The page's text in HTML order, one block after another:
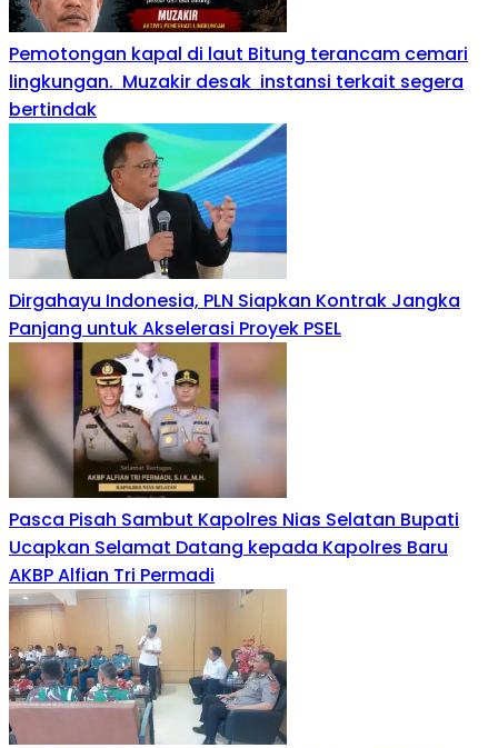
Pemotongan kapal di laut Bitung terancam cemari
lingkungan. Muzakir desak instansi terkait segera
bertindak
Dirgahayu Indonesia, PLN Siapkan Kontrak Jangka
Panjang untuk Akselerasi Proyek PSEL
Pasca Pisah Sambut Kapolres Nias Selatan Bupati
Ucapkan Selamat Datang kepada Kapolres Baru
AKBP Alfian Tri Permadi